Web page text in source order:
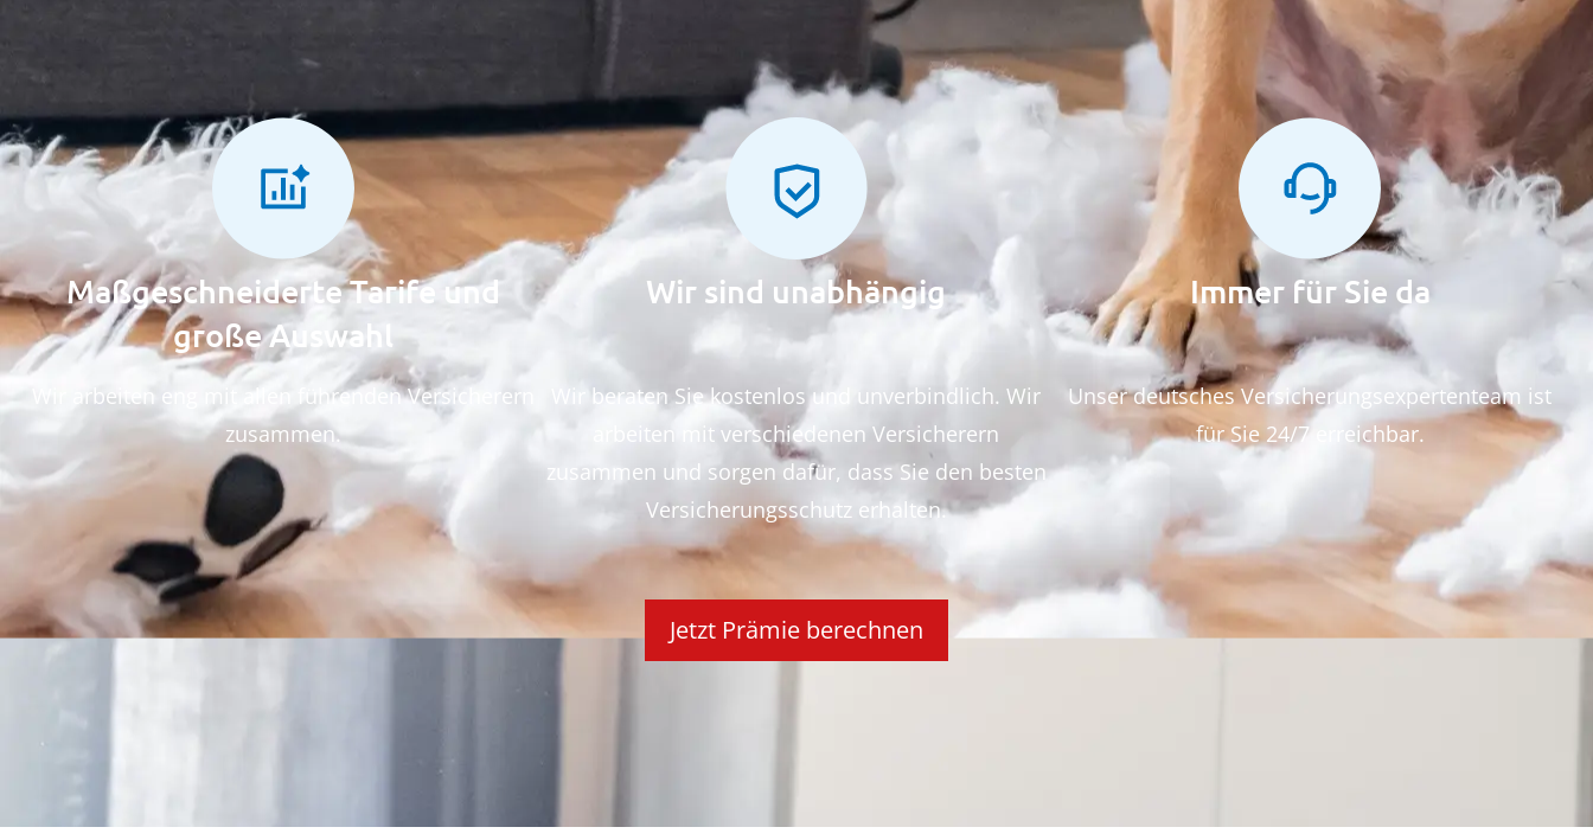
Maßgeschneiderte Tarife und
große Auswahl
Wir arbeiten eng mit allen führenden Versicherern
zusammen.
Wir sind unabhängig
Wir beraten Sie kostenlos und unverbindlich. Wir
arbeiten mit verschiedenen Versicherern
zusammen und sorgen dafür, dass Sie den besten
Versicherungsschutz erhalten.
Immer für Sie da
Unser deutsches Versicherungsexpertenteam ist
für Sie 24/7 erreichbar.
Jetzt Prämie berechnen